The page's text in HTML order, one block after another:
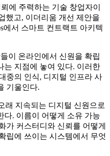
에 주력하는 기술 창업자이
했고, 이더리움 개선 제안을
에서 스마트 컨트랙트 아키텍
이 온라인에서 신원을 확립
는 지점에 놓여 있다. 이러한
중의 인식, 디지털 인프라 사
기울인다.
래 지속되는 디지털 신원으로
다. 이름이 어떻게 소유 가능
가 커스터디와 신뢰를 어떻게
립에 쓰이는 시스템에서 무엇